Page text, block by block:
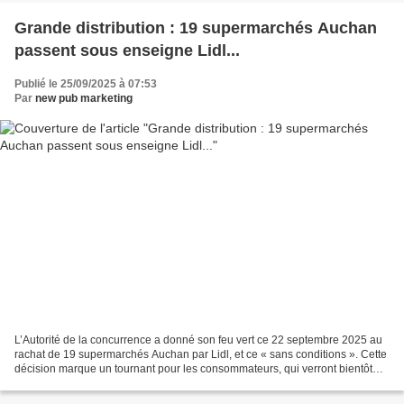
Grande distribution : 19 supermarchés Auchan
passent sous enseigne Lidl...
Publié le 25/09/2025 à 07:53
Par new pub marketing
L’Autorité de la concurrence a donné son feu vert ce 22 septembre 2025 au
rachat de 19 supermarchés Auchan par Lidl, et ce « sans conditions ». Cette
décision marque un tournant pour les consommateurs, qui verront bientôt